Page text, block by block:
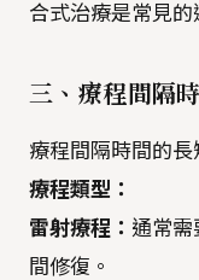
合式治療是常見的
三、療程間隔
療程間隔時間的長
療程類型：
雷射療程： 通常
間修復。